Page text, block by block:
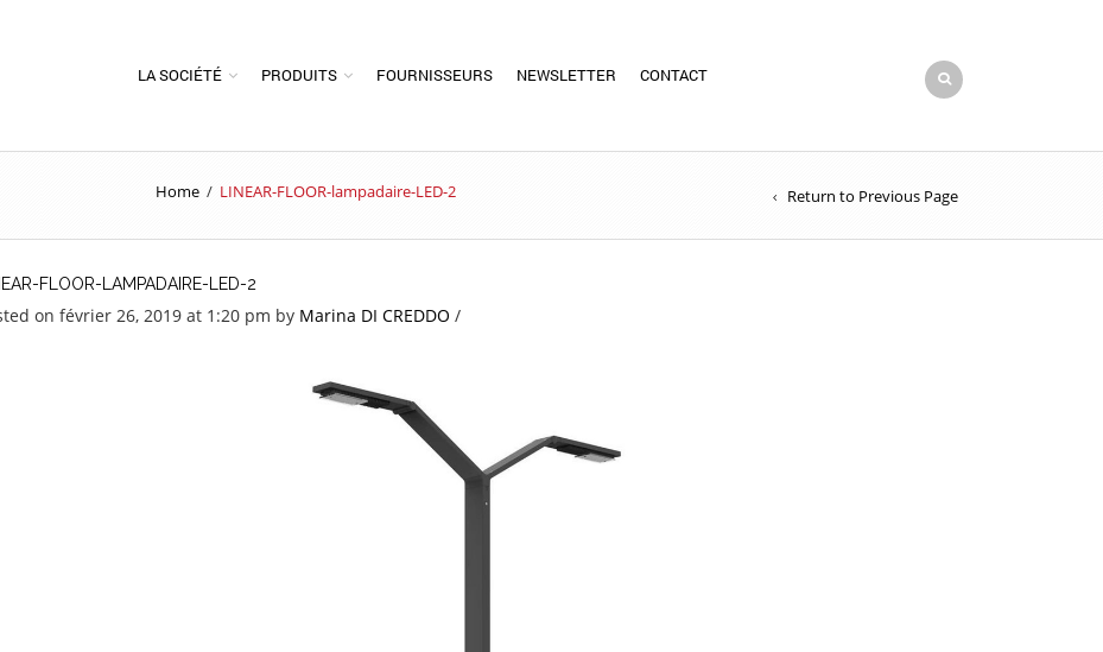
LA SOCIÉTÉ PRODUITS FOURNISSEURS NEWSLETTER CONTACT
Home / LINEAR-FLOOR-lampadaire-LED-2 Return to Previous Page
FLOOR-LAMPADAIRE-LED-2
on février 26, 2019 at 1:20 pm by Marina DI CREDDO /